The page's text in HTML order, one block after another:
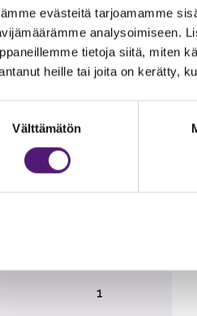
evästeitä tarjoamamme
analysoimiseen.
tietoja siitä, miten
heille tai joita on kerätty,
Välttämätön
2004.
30€.
rinteisiin 200 m,
ranta on matalaa,
1